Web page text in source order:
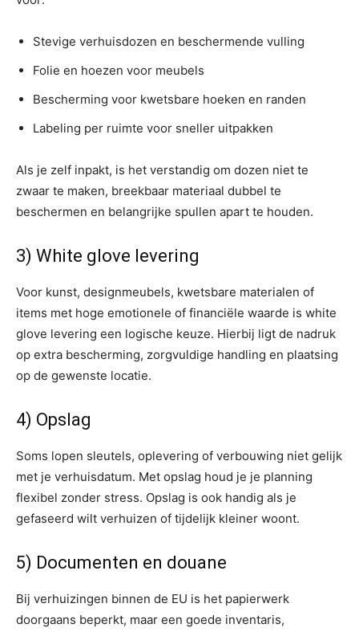
Stevige verhuisdozen en beschermende vulling
Folie en hoezen voor meubels
Bescherming voor kwetsbare hoeken en randen
Labeling per ruimte voor sneller uitpakken
Als je zelf inpakt, is het verstandig om dozen niet te
zwaar te maken, breekbaar materiaal dubbel te
beschermen en belangrijke spullen apart te houden.
3) White glove levering
Voor kunst, designmeubels, kwetsbare materialen of
items met hoge emotionele of financiële waarde is white
glove levering een logische keuze. Hierbij ligt de nadruk
op extra bescherming, zorgvuldige handling en plaatsing
op de gewenste locatie.
4) Opslag
Soms lopen sleutels, oplevering of verbouwing niet gelijk
met je verhuisdatum. Met opslag houd je je planning
flexibel zonder stress. Opslag is ook handig als je
gefaseerd wilt verhuizen of tijdelijk kleiner woont.
5) Documenten en douane
Bij verhuizingen binnen de EU is het papierwerk
doorgaans beperkt, maar een goede inventaris,